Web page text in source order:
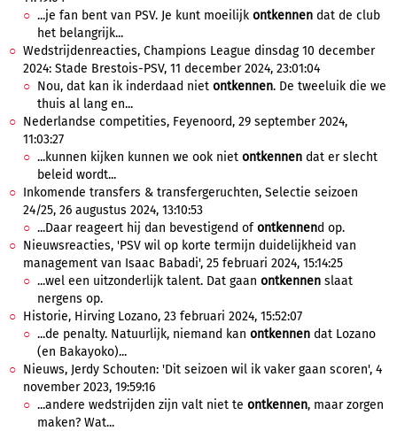
...je fan bent van PSV. Je kunt moeilijk ontkennen dat de club
het belangrijk...
Wedstrijdenreacties, Champions League dinsdag 10 december
2024: Stade Brestois-PSV, 11 december 2024, 23:01:04
Nou, dat kan ik inderdaad niet ontkennen. De tweeluik die we
thuis al lang en...
Nederlandse competities, Feyenoord, 29 september 2024,
11:03:27
...kunnen kijken kunnen we ook niet ontkennen dat er slecht
beleid wordt...
Inkomende transfers & transfergeruchten, Selectie seizoen
24/25, 26 augustus 2024, 13:10:53
...Daar reageert hij dan bevestigend ofontkennend op.
Nieuwsreacties, 'PSV wil op korte termijn duidelijkheid van
management van Isaac Babadi', 25 februari 2024, 15:14:25
...wel een uitzonderlijk talent. Dat gaan ontkennen slaat
nergens op.
Historie, Hirving Lozano, 23 februari 2024, 15:52:07
...de penalty. Natuurlijk, niemand kan ontkennen dat Lozano
(en Bakayoko)...
Nieuws, Jerdy Schouten: 'Dit seizoen wil ik vaker gaan scoren', 4
november 2023, 19:59:16
...andere wedstrijden zijn valt niet te ontkennen, maar zorgen
maken? Wat...